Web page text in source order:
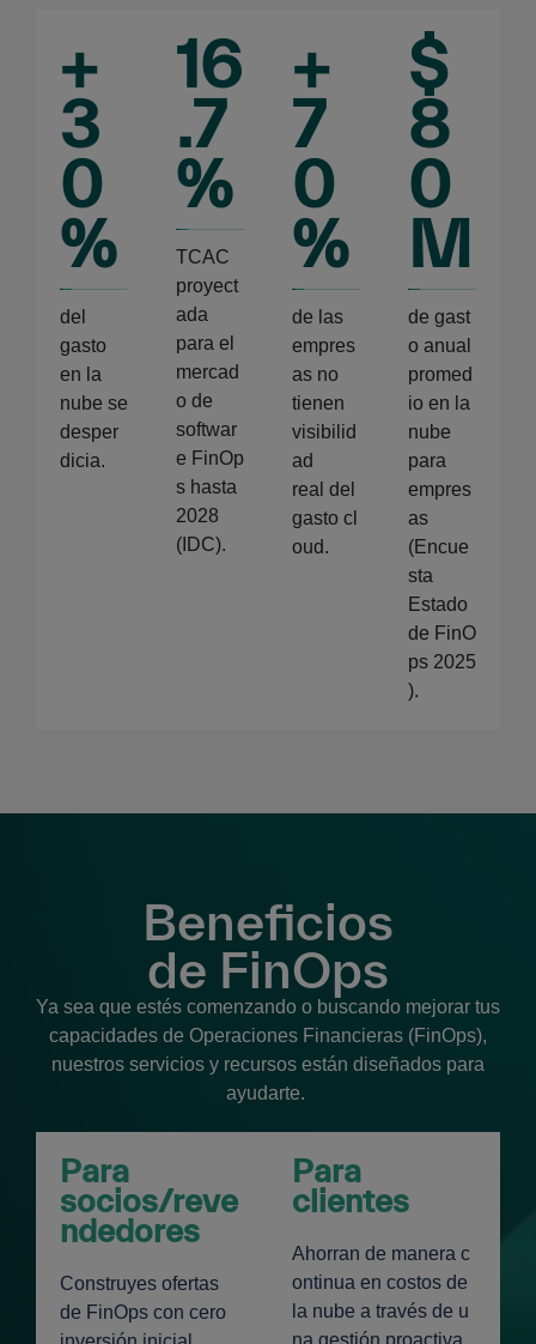
+
3
0
%
del
gasto
en la
nube se
desper
dicia.
16
.7
%
TCAC
proyect
ada
para el
mercad
o de
softwar
e FinOp
s hasta
2028
(IDC).
+
7
0
%
de las
empres
as no
tienen
visibilid
ad
real del
gasto cl
oud.
$
8
0
M
de gast
o anual
promed
io en la
nube
para
empres
as
(Encue
sta
Estado
de FinO
ps 2025
).
Beneficios
de FinOps
Ya sea que estés comenzando o buscando mejorar tus
capacidades de Operaciones Financieras (FinOps),
nuestros servicios y recursos están diseñados para
ayudarte.
Para
socios/reve
ndedores
Construyes ofertas
de FinOps con cero
Para
clientes
Ahorran de manera c
ontinua en costos de
la nube a través de u